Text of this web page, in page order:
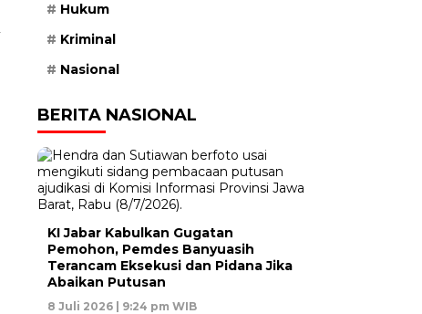
Hukum
Kriminal
Nasional
BERITA NASIONAL
KI Jabar Kabulkan Gugatan
Pemohon, Pemdes Banyuasih
Terancam Eksekusi dan Pidana Jika
Abaikan Putusan
8 Juli 2026 | 9:24 pm WIB